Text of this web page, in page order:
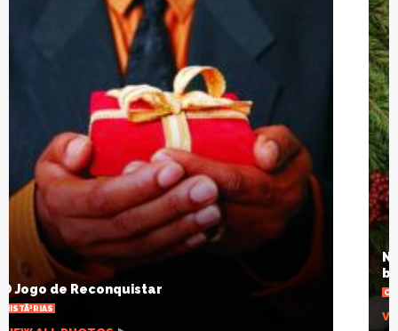
Natal SolidÃ¡rio: escola arrecadarÃ¡
brinquedos para crianÃ§as carentes
OUTRAS NOTÃ­CIAS
VIEW ALL PHOTOS